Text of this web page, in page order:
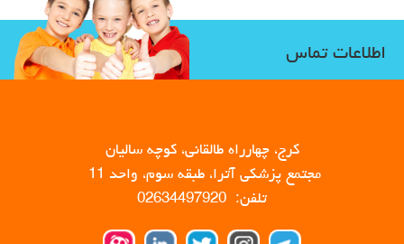
اطلاعات تماس
کرج، چهارراه طالقانی، کوچه سالیان
مجتمع پزشکی آترا، طبقه سوم، واحد 11
تلفن: 02634497920